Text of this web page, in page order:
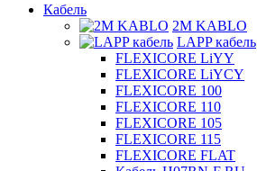
Кабель
2M KABLO
LAPP кабель
FLEXICORE LiYY
FLEXICORE LiYCY
FLEXICORE 100
FLEXICORE 110
FLEXICORE 105
FLEXICORE 115
FLEXICORE FLAT